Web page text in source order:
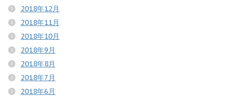
2018年12月
2018年11月
2018年10月
2018年9月
2018年8月
2018年7月
2018年6月